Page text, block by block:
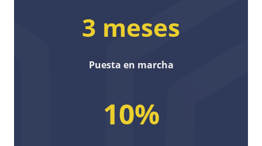
3 meses
Puesta en marcha
10%